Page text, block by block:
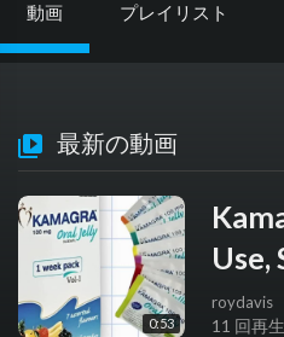
動画 プレイリスト
最新の動画
0:53
Use,
Safe
roydavis
11 回再生